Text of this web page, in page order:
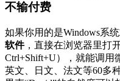
不输付费
如果你用的是Windows系统
软件，直接在浏览器里打
Ctrl+Shift+U），就能调用
英文、日文、法文等60多